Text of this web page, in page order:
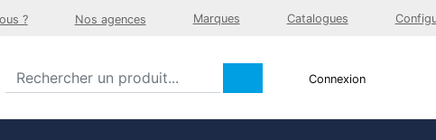
? Nos agences Marques Catalogues
Connexion